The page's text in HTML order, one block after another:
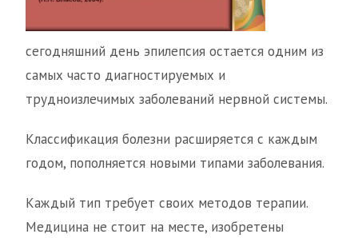
сегодняшний день эпилепсия остается одним из
самых часто диагностируемых и
трудноизлечимых заболеваний нервной системы.
Классификация болезни расширяется с каждым
годом, пополняется новыми типами заболевания.
Каждый тип требует своих методов терапии.
Медицина не стоит на месте, изобретены